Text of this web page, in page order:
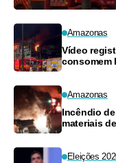
Amazonas
Vídeo
consomem
Amazonas
Incêndio
materiais
Eleições